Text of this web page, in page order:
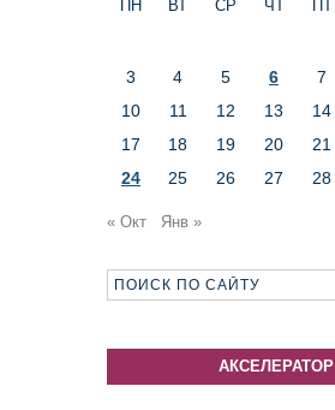
ПН
ВТ СР ЧТ ПТ
3
4 5 6 7
10
11 12 13 14
17
18 19 20 21
24
25 26 27 28
« Окт Янв »
АКСЕЛЕРАТОР